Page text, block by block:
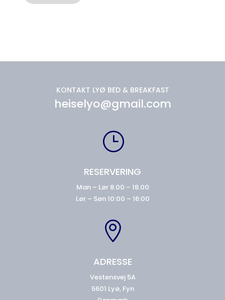
KONTAKT LYØ BED & BREAKFAST
heiselyo@gmail.com
}
RESERVERING
Man – Lør 8.00 – 18.00
Lør – Søn 10:00 – 16:00

ADRESSE
Vestensvej 5A
5601 Lyø, Fyn